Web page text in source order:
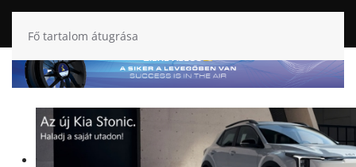
Fő tartalom átugrása